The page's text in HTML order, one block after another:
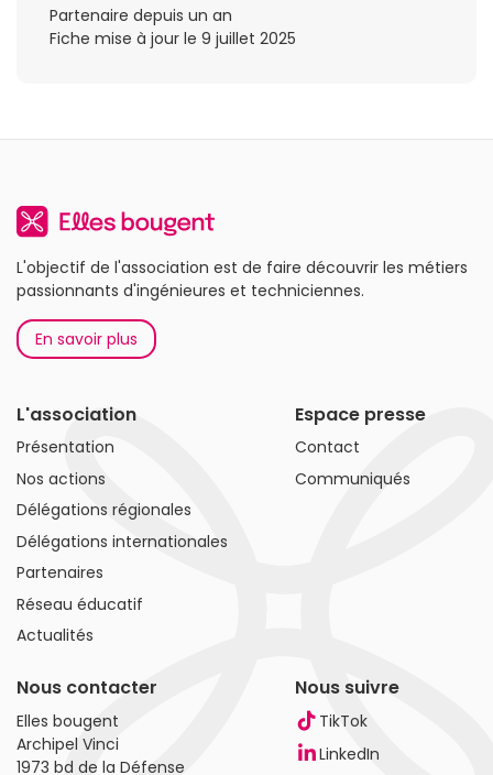
Partenaire depuis un an
Fiche mise à jour le 9 juillet 2025
L'objectif de l'association est de faire découvrir les métiers
passionnants d'ingénieures et techniciennes.
En savoir plus
L'association
Présentation
Nos actions
Délégations régionales
Délégations internationales
Partenaires
Réseau éducatif
Actualités
Espace presse
Contact
Communiqués
Nous contacter
Elles bougent
Archipel Vinci
1973 bd de la Défense
Nous suivre
TikTok
LinkedIn